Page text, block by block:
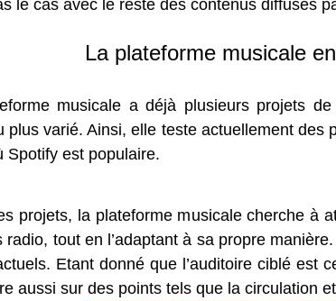
le cas avec le reste des contenus diffusés
La plateforme musicale
musicale a déjà plusieurs projets
plus varié. Ainsi, elle teste actuellement
Spotify est populaire.
projets, la plateforme musicale cherche à
radio, tout en l’adaptant à sa propre
Etant donné que l’auditoire ciblé est
aussi sur des points tels que la circulation